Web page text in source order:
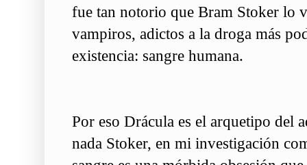
fue tan notorio que Bram Stoker lo
vampiros, adictos a la droga más
existencia: sangre humana.
Por eso Drácula es el arquetipo del
nada Stoker, en mi investigación